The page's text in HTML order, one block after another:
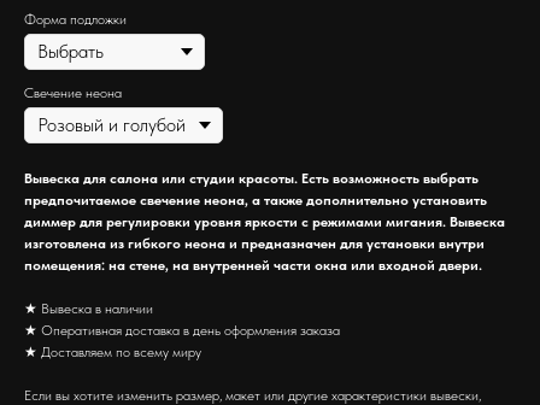
Форма подложки
Свечение неона
Вывеска для салона или студии красоты. Есть возможность выбрать
предпочитаемое свечение неона, а также дополнительно установить
диммер для регулировки уровня яркости с режимами мигания. Вывеска
изготовлена из гибкого неона и предназначен для установки внутри
помещения: на стене, на внутренней части окна или входной двери.
★ Вывеска в наличии
★ Оперативная доставка в день оформления заказа
★ Доставляем по всему миру
Если вы хотите изменить размер, макет или другие характеристики вывески,